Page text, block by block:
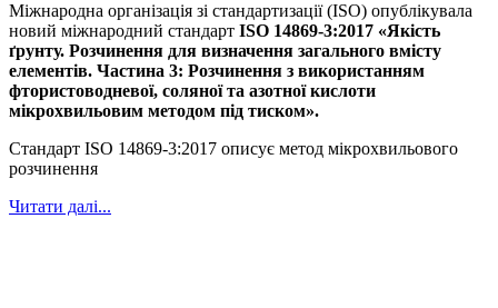
Міжнародна організація зі стандартизації (ISO) опублікувала
новий міжнародний стандарт ISO 14869-3:2017 «Якість
ґрунту. Розчинення для визначення загального вмісту
елементів. Частина 3: Розчинення з використанням
фтористоводневої, соляної та азотної кислоти
мікрохвильовим методом під тиском».
Стандарт ISO 14869-3:2017 описує метод мікрохвильового
розчинення
Читати далі...